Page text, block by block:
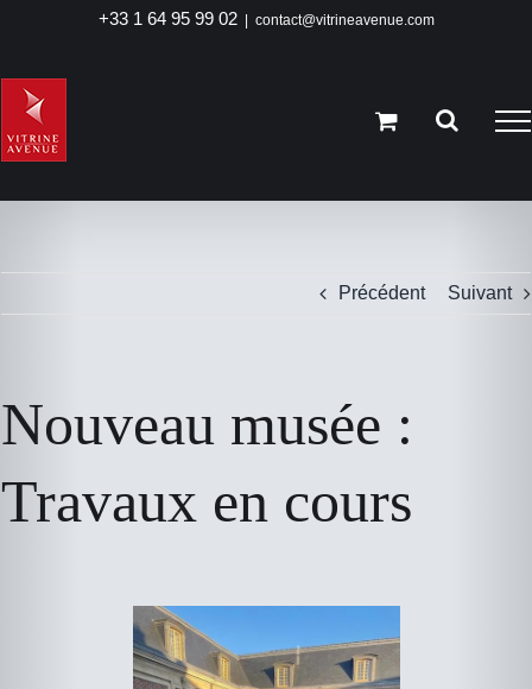
contenu
+33 1 64 95 99 02 contact@vitrineavenue.com
Précédent Suivant
Nouveau musée :
Travaux en cours